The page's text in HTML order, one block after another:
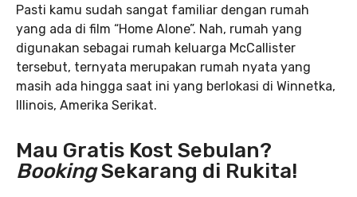
Pasti kamu sudah sangat familiar dengan rumah
yang ada di film “Home Alone”. Nah, rumah yang
digunakan sebagai rumah keluarga McCallister
tersebut, ternyata merupakan rumah nyata yang
masih ada hingga saat ini yang berlokasi di Winnetka,
Illinois, Amerika Serikat.
Mau Gratis Kost Sebulan?
BookingSekarang di Rukita!